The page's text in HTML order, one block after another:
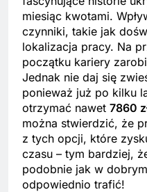
miesiąc kwotami.
czynniki, takie jak
lokalizacja pracy. Na
początku kariery
Jednak nie daj się
ponieważ już po kilku
otrzymać nawet 7860
można stwierdzić, że
z tych opcji, które
czasu – tym bardziej,
podobnie jak w
odpowiednio trafić!